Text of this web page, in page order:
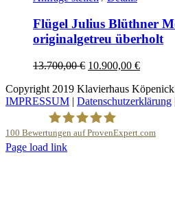
Flügel Julius Blüthner
originalgetreu überholt
13.700,00€ Ursprünglicher
war:
13.700,00 €
10.900,00 €Aktueller
ist:
Copyright 2019 Klavierhaus
IMPRESSUM | Datenschutzerklärung
100 Bewertungen auf ProvenExpert.com
YouTube
Page load link